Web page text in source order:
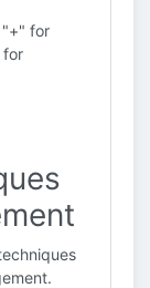
"+" for
for